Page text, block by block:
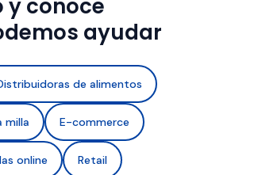
conoce
ayudar
de alimentos
milla E-commerce
online Retail